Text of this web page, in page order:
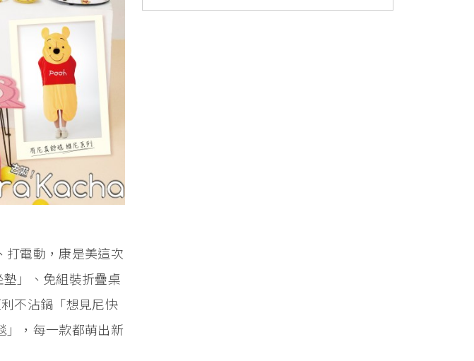
打電動，康是美這次
」、免組裝折疊桌
不沾鍋「想見尼快
」，每一款都萌出新